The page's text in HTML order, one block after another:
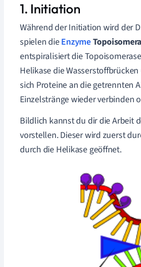
1. Initiation
Während der Initiation wird der
spielen dieEnzyme
entspiralisiert die
Helikase die
sich Proteine an die getrennten
Einzelstränge wieder verbinden
Bildlich kannst du dir die Arbeit
vorstellen. Dieser wird zuerst
durch die Helikase geöffnet.